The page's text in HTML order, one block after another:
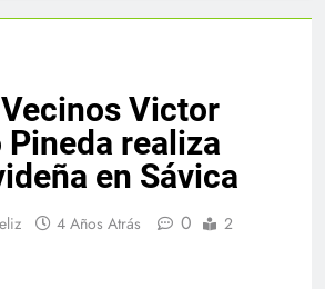
Victor
realiza
en Sávica
4 Años Atrás 0
2